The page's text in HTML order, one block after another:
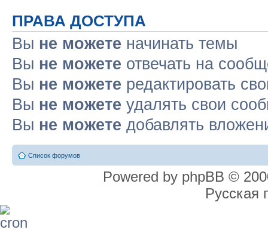
ПРАВА ДОСТУПА
Вы не можете начинать темы
Вы не можете отвечать на
Вы не можете редактировать
Вы не можете удалять свои
Вы не можете добавлять
Список форумов
Powered by phpBB ©
Русская